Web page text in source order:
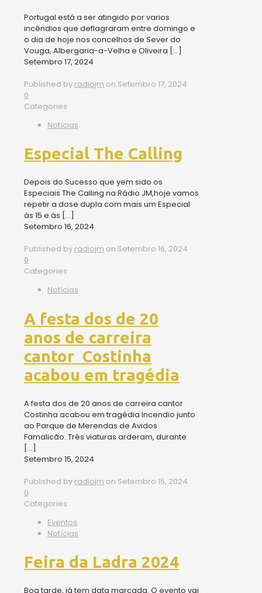
Portugal está a ser atingido por varios
incêndios que deflagraram entre domingo e
o dia de hoje nos concelhos de Sever do
Vouga, Albergaria-a-Velha e Oliveira […]
Setembro 17, 2024
Published by radiojm on Setembro 17, 2024
0
Categories
Notícias
Especial The Calling
Depois do Sucesso que yem sido os
Especiais The Calling na Rádio JM,hoje vamos
repetir a dose dupla com mais um Especial
ás 15 e ás […]
Setembro 16, 2024
Published by radiojm on Setembro 16, 2024
0
Categories
Notícias
A festa dos de 20
anos de carreira
cantor Costinha
acabou em tragédia
A festa dos de 20 anos de carreira cantor
Costinha acabou em tragédia Incendio junto
ao Parque de Merendas de Avidos
Famalicão. Três viaturas arderam, durante
[…]
Setembro 15, 2024
Published by radiojm on Setembro 15, 2024
0
Categories
Eventos
Notícias
Feira da Ladra 2024
Boa tarde, já tem data marcada. O evento vai